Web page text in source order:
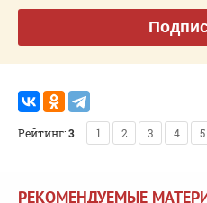
Рейтинг:3 1 2 3 4 5
РЕКОМЕНДУЕМЫЕ